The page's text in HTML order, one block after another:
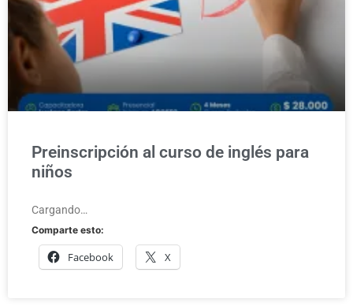
Preinscripción al curso de inglés para
niños
Cargando…
Comparte esto:
Facebook X